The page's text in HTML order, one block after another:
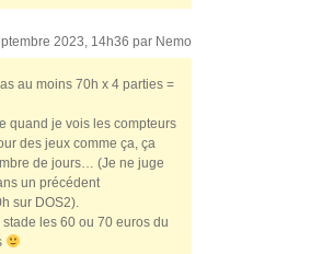
2023, 14h36 par Nemo
au moins 70h x 4 parties =
quand je vois les compteurs
des jeux comme ça, ça
de jours… (Je ne juge
un précédent
sur DOS2).
stade les 60 ou 70 euros du